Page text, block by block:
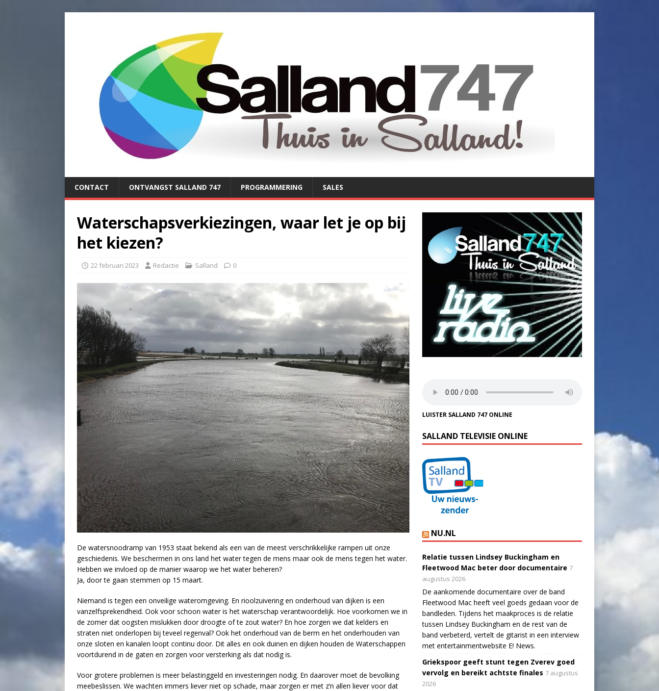
CONTACT ONTVANGST SALLAND 747 PROGRAMMERING SALES
Waterschapsverkiezingen, waar let je op bij
het kiezen?
22 februari 2023 Redactie Salland 0
De watersnoodramp van 1953 staat bekend als een van de meest verschrikkelijke rampen uit onze
geschiedenis. We beschermen in ons land het water tegen de mens maar ook de mens tegen het water.
Hebben we invloed op de manier waarop we het water beheren?
Ja, door te gaan stemmen op 15 maart.
Niemand is tegen een onveilige wateromgeving. En rioolzuivering en onderhoud van dijken is een
vanzelfsprekendheid. Ook voor schoon water is het waterschap verantwoordelijk. Hoe voorkomen we in
de zomer dat oogsten mislukken door droogte of te zout water? En hoe zorgen we dat kelders en
straten niet onderlopen bij teveel regenval? Ook het onderhoud van de berm en het onderhouden van
onze sloten en kanalen loopt continu door. Dit alles en ook duinen en dijken houden de Waterschappen
voortdurend in de gaten en zorgen voor versterking als dat nodig is.
Voor grotere problemen is meer belastinggeld en investeringen nodig. En daarover moet de bevolking
meebeslissen. We wachten immers liever niet op schade, maar zorgen er met z’n allen liever voor dat
LUISTER SALLAND 747 ONLINE
SALLAND TELEVISIE ONLINE
NU.NL
Relatie tussen Lindsey Buckingham en
Fleetwood Mac beter door documentaire 7
augustus 2026
De aankomende documentaire over de band
Fleetwood Mac heeft veel goeds gedaan voor de
bandleden. Tijdens het maakproces is de relatie
tussen Lindsey Buckingham en de rest van de
band verbeterd, vertelt de gitarist in een interview
met entertainmentwebsite E! News.
Griekspoor geeft stunt tegen Zverev goed
vervolg en bereikt achtste finales 7 augustus
2026